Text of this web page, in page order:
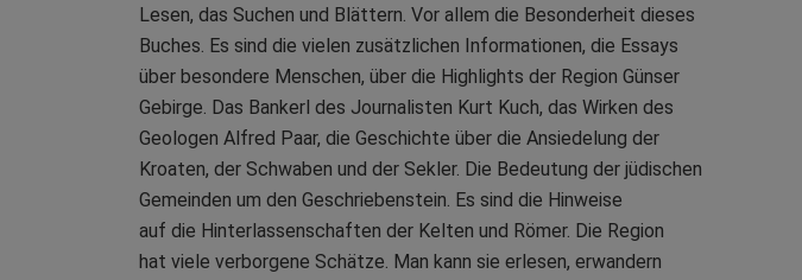
Lesen, das Suchen und Blättern. Vor allem die Besonderheit dieses
Buches. Es sind die vielen zusätzlichen Informationen, die Essays
über besondere Menschen, über die Highlights der Region Günser
Gebirge. Das Bankerl des Journalisten Kurt Kuch, das Wirken des
Geologen Alfred Paar, die Geschichte über die Ansiedelung der
Kroaten, der Schwaben und der Sekler. Die Bedeutung der jüdischen
Gemeinden um den Geschriebenstein. Es sind die Hinweise
auf die Hinterlassenschaften der Kelten und Römer. Die Region
hat viele verborgene Schätze. Man kann sie erlesen, erwandern